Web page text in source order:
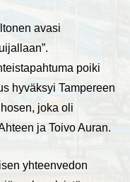
avasi
poiki
hyväksyi Tampereen
joka oli
ja Toivo Auran.
yhteenvedon